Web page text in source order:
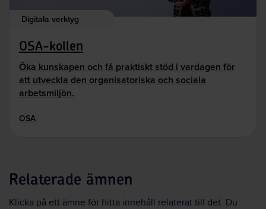
Digitala verktyg
OSA-kollen
Öka kunskapen och få praktiskt stöd i vardagen för
att utveckla den organisatoriska och sociala
arbetsmiljön.
OSA
Relaterade ämnen
Klicka på ett ämne för hitta innehåll relaterat till det. Du